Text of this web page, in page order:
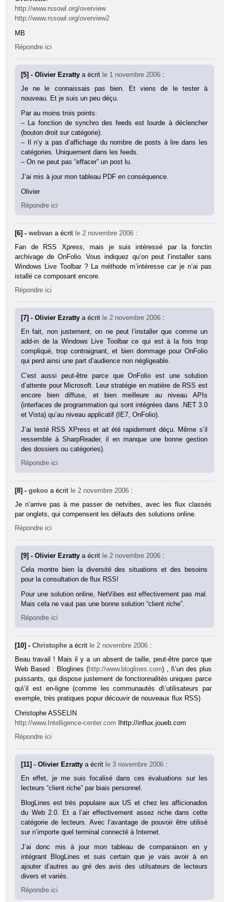
http://www.rssowl.org/overview
http://www.rssowl.org/overview2
MB
Répondre ici
[5] - Olivier Ezrattya écrit le 1 novembre 2006 :
Je ne le connaissais pas bien. Et viens de le tester à
nouveau. Et je suis un peu déçu.
Par au moins trois points:
– La fonction de synchro des feeds est lourde à déclencher
(bouton droit sur catégorie).
– Il n’y a pas d’affichage du nombre de posts à lire dans les
catégories. Uniquement dans les feeds.
– On ne peut pas “effacer” un post lu.
J’ai mis à jour mon tableau PDF en conséquence.
Olivier
Répondre ici
[6] -webvan a écrit le 2 novembre 2006 :
Fan de RSS Xpress, mais je suis intéressé par la fonctin
archivage de OnFolio. Vous indiquez qu’on peut l’installer sans
Windows Live Toolbar ? La méthode m’intéresse car je n’ai pas
istallé ce composant encore.
Répondre ici
[7] - Olivier Ezrattya écrit le 2 novembre 2006 :
En fait, non justement, on ne peut l’installer que comme un
add-in de la Windows Live Toolbar ce qui est à la fois trop
compliqué, trop contraignant, et bien dommage pour OnFolio
qui perd ainsi une part d’audience non négligeable.
C’est aussi peut-être parce que OnFolio est une solution
d’attente pour Microsoft. Leur stratégie en matière de RSS est
encore bien diffuse, et bien meilleure au niveau APIs
(interfaces de programmation qui sont intégrées dans .NET 3.0
et Vista) qu’au niveau applicatif (IE7, OnFolio).
J’ai testé RSS XPress et ait été rapidement déçu. Même s’il
ressemble à SharpReader, il en manque une bonne gestion
des dossiers ou catégories).
Répondre ici
[8] -gekoo a écrit le 2 novembre 2006 :
Je n’arrive pas à me passer de netvibes, avec les flux classés
par onglets, qui compensent les défauts des solutions online.
Répondre ici
[9] - Olivier Ezrattya écrit le 2 novembre 2006 :
Cela montre bien la diversité des situations et des besoins
pour la consultation de flux RSS!
Pour une solution online, NetVibes est effectivement pas mal.
Mais cela ne vaut pas une bonne solution “client riche”.
Répondre ici
[10] -Christophe a écrit le 2 novembre 2006 :
Beau travail ! Mais il y a un absent de taille, peut-être parce que
Web Based : Bloglines (http://www.bloglines.com) , l\’un des plus
puissants, qui dispose justement de fonctionnalités uniques parce
qu\’il est en-ligne (comme les communautés d\’utilisateurs par
exemple, très pratiques popur découvir de nouveaux flux RSS)
Christophe ASSELIN
http://www.Intelligence-center.com Ihttp://influx.joueb.com
Répondre ici
[11] - Olivier Ezrattya écrit le 3 novembre 2006 :
En effet, je me suis focalisé dans ces évaluations sur les
lecteurs “client riche” par biais personnel.
BlogLines est très populaire aux US et chez les afficionados
du Web 2.0. Et a l’air effectivement assez riche dans cette
catégorie de lecteurs. Avec l’avantage de pouvoir être utilisé
sur n’importe quel terminal connecté à Internet.
J’ai donc mis à jour mon tableau de comparaison en y
intégrant BlogLines et suis certain que je vais avoir à en
ajouter d’autres au gré des avis des utilsateurs de lecteurs
divers et variés.
Répondre ici